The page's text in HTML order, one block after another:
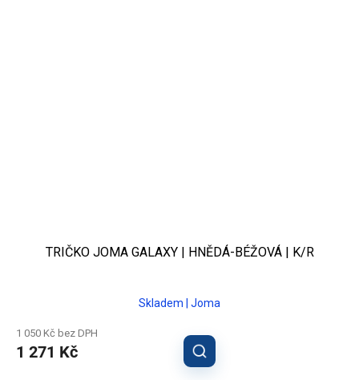
TRIČKO JOMA GALAXY | HNĚDÁ-BÉŽOVÁ | K/R
Skladem | Joma
1 050 Kč bez DPH
1 271 Kč